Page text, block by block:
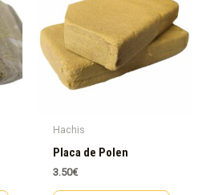
Hachis
Placa de Polen
3.50€